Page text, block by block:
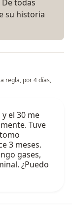
todas
su historia
regla, por 4 días,
y el 30 me
Tuve
3 meses.
gases,
¿Puedo